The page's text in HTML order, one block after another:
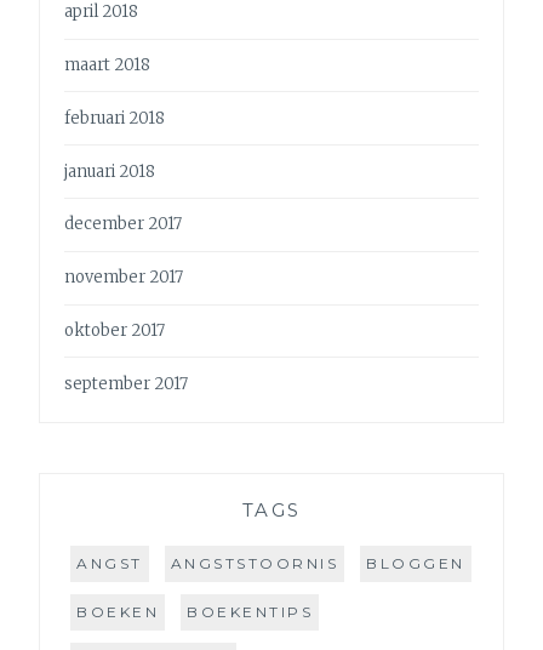
april 2018
maart 2018
februari 2018
januari 2018
december 2017
november 2017
oktober 2017
september 2017
TAGS
ANGST ANGSTSTOORNIS BLOGGEN
BOEKEN BOEKENTIPS